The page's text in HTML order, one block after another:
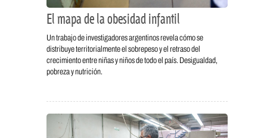
El mapa de la obesidad infantil
Un trabajo de investigadores argentinos revela cómo se
distribuye territorialmente el sobrepeso y el retraso del
crecimiento entre niñas y niños de todo el país. Desigualdad,
pobreza y nutrición.